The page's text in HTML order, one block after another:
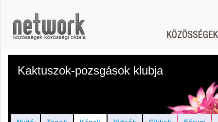
Kaktuszok-pozsgások klubja